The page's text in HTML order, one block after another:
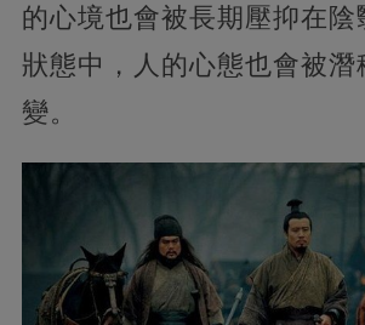
的心境也會被長期壓抑在陰
狀態中，人的心態也會被潛
變。